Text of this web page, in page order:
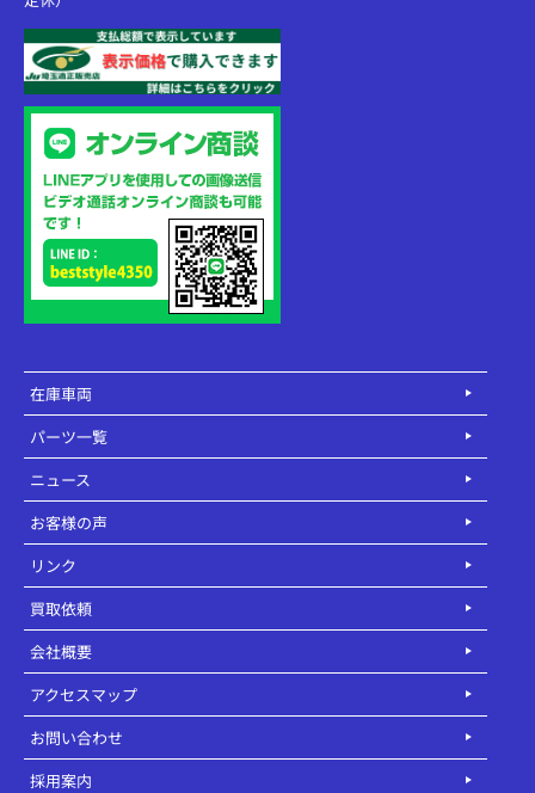
在庫車両
パーツ一覧
ニュース
お客様の声
リンク
買取依頼
会社概要
アクセスマップ
お問い合わせ
採用案内